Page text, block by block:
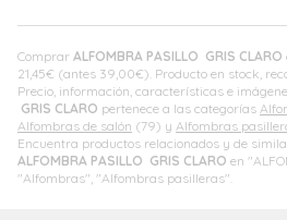
Comprar ALFOMBRA PASILLO GRIS CLARO
21,45€ (antes 39,00€). Producto en stock,
Precio, información, características e
GRIS CLARO pertenece a las categorías
Alfombras de salón (79) y Alfombras
Encuentra productos relacionados y de
ALFOMBRA PASILLO GRIS CLARO en
"Alfombras", "Alfombras pasilleras".